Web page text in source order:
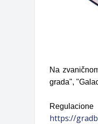
Na
grada",
https://